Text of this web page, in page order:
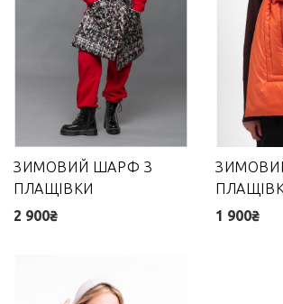
ЗИМОВИЙ ШАРФ З
ПЛАЩІВКИ
2 900₴
1 900₴